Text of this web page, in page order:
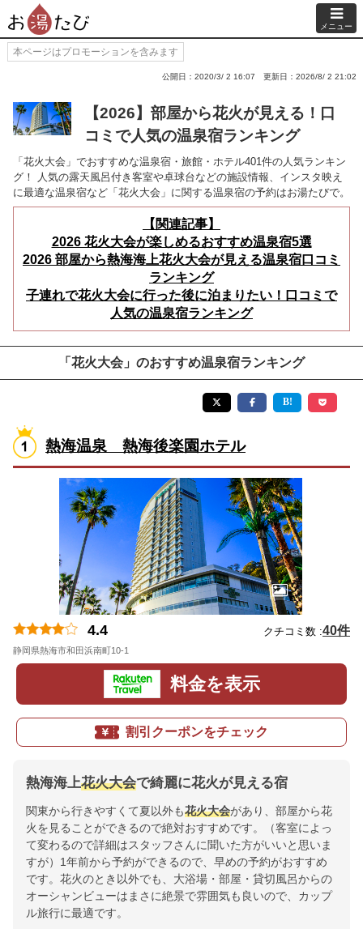
メニュー
本ページはプロモーションを含みます
公開日：2020/3/ 2 16:07 更新日：2026/8/ 2 21:02
【2026】部屋から花火が見える！口
コミで人気の温泉宿ランキング
「花火大会」でおすすめな温泉宿・旅館・ホテル401件の人気ランキン
グ！ 人気の露天風呂付き客室や卓球台などの施設情報、インスタ映え
に最適な温泉宿など「花火大会」に関する温泉宿の予約はお湯たびで。
【関連記事】
2026 花火大会が楽しめるおすすめ温泉宿5選
2026 部屋から熱海海上花火大会が見える温泉宿口コミ
ランキング
子連れで花火大会に行った後に泊まりたい！口コミで
人気の温泉宿ランキング
「花火大会」のおすすめ温泉宿ランキング
熱海温泉 熱海後楽園ホテル
4.4 クチコミ数 :40件
静岡県熱海市和田浜南町10-1
料金を表示
割引クーポンをチェック
熱海海上花火大会で綺麗に花火が見える宿
関東から行きやすくて夏以外も花火大会があり、部屋から花
火を見ることができるので絶対おすすめです。（客室によっ
て変わるので詳細はスタッフさんに聞いた方がいいと思いま
すが）1年前から予約ができるので、早めの予約がおすすめ
です。花火のとき以外でも、大浴場・部屋・貸切風呂からの
オーシャンビューはまさに絶景で雰囲気も良いので、カップ
ル旅行に最適です。